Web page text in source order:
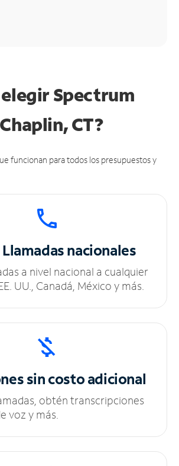
elegir Spectrum
CT?
funcionan para todos los presupuestos y
Llamadas nacionales
a nivel nacional a cualquier
UU., Canadá, México y más.
sincosto adicional
obtén transcripciones
voz y más.